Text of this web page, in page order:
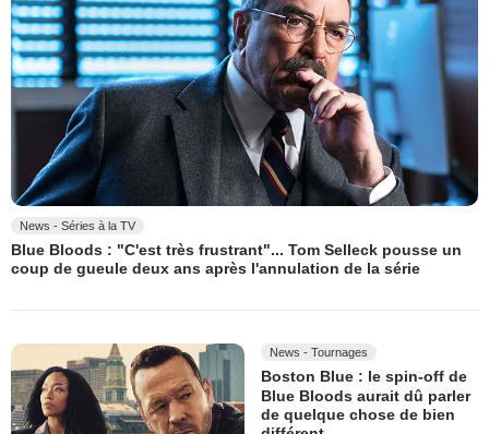
News - Séries à la TV
Blue Bloods : "C'est très frustrant"... Tom Selleck pousse un
coup de gueule deux ans après l'annulation de la série
News - Tournages
Boston Blue : le spin-off de
Blue Bloods aurait dû parler
de quelque chose de bien